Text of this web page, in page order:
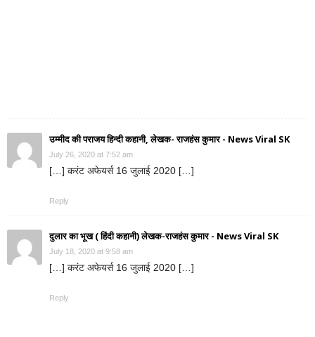
उम्मीद की पराजय हिन्दी कहानी, लेखक- राजहंस कुमार - News Viral SK
July 26, 2020 at 7:52 am
[…] करंट अफेयर्स 16 जुलाई 2020 […]
Reply
दुलार का भूख ( हिंदी कहानी) लेखक-राजहंस कुमार - News Viral SK
July 18, 2020 at 9:58 am
[…] करंट अफेयर्स 16 जुलाई 2020 […]
Reply